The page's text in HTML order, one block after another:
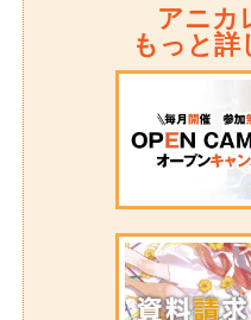
アニカ
もっと詳